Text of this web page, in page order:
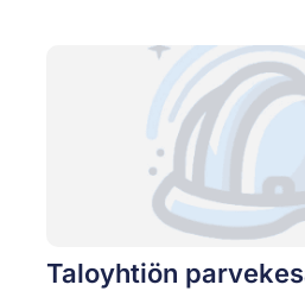
Taloyhtiön